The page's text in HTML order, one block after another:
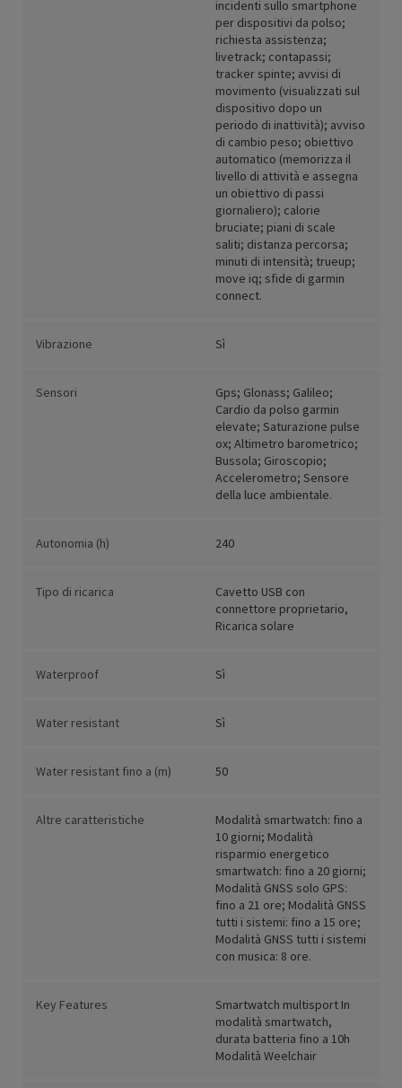
incidenti sullo smartphone
per dispositivi da polso;
richiesta assistenza;
livetrack; contapassi;
tracker spinte; avvisi di
movimento (visualizzati sul
dispositivo dopo un
periodo di inattività); avviso
di cambio peso; obiettivo
automatico (memorizza il
livello di attività e assegna
un obiettivo di passi
giornaliero); calorie
bruciate; piani di scale
saliti; distanza percorsa;
minuti di intensità; trueup;
move iq; sfide di garmin
connect.
Vibrazione Sì
Sensori
Gps; Glonass; Galileo;
Cardio da polso garmin
elevate; Saturazione pulse
ox; Altimetro barometrico;
Bussola; Giroscopio;
Accelerometro; Sensore
della luce ambientale.
Autonomia (h) 240
Tipo di ricarica
Cavetto USB con
connettore proprietario,
Ricarica solare
Waterproof Sì
Water resistant Sì
Water resistant fino a (m) 50
Altre caratteristiche
Modalità smartwatch: fino a
10 giorni; Modalità
risparmio energetico
smartwatch: fino a 20 giorni;
Modalità GNSS solo GPS:
fino a 21 ore; Modalità GNSS
tutti i sistemi: fino a 15 ore;
Modalità GNSS tutti i sistemi
con musica: 8 ore.
Key Features
Smartwatch multisport In
modalità smartwatch,
durata batteria fino a 10h
Modalità Weelchair